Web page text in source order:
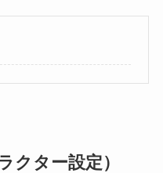
クター設定）